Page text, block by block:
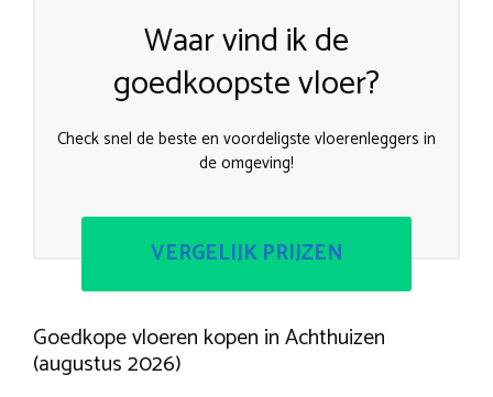
Waar vind ik de
goedkoopste vloer?
Check snel de beste en voordeligste vloerenleggers in
de omgeving!
VERGELIJK PRIJZEN
Goedkope vloeren kopen in Achthuizen
(augustus 2026)